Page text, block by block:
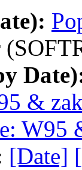
&
W95
[Date]